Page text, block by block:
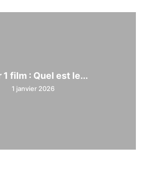
1 film : Quel est le...
1 janvier 2026